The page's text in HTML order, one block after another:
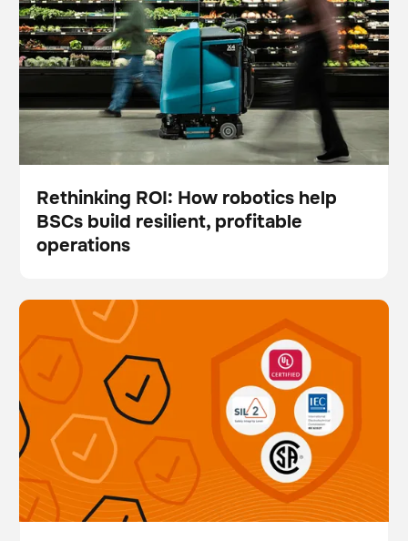
Blog
Rethinking ROI: How robotics help
BSCs build resilient, profitable
operations
Robots en los que puede confiar: El profundo
compromiso de Brain Corp con las normas de
seguridad
BrainOS
Cuidado del suelo